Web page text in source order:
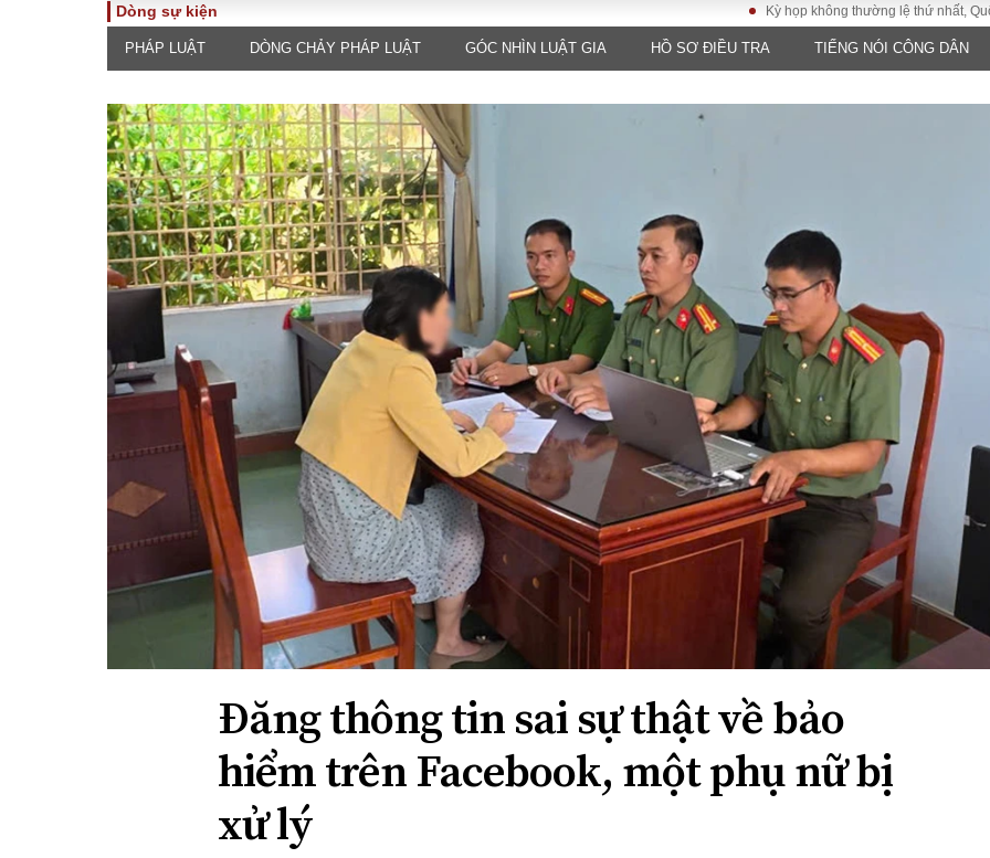
TOÀN CẢNH
Chính sách
Sự kiện
Đối thoại
Thế giới
PHÁP LUẬT
luật
Góc nhìn luật gia
Hồ sơ điều tra
Tiếng nói công dân
An ninh - Hình sự
KINH TẾ
Tài chính - Ngân
nghiệp
Xu hướng thị
trường
Tiêu dùng và dư
luận
Công nghệ
XÃ HỘI
ĐA CHIỀU
Quan điểm
Xi nhan Trái Phải
Bạn đọc viết
INFOCUS
Dòng sự kiện Kỳ họp không thường lệ thứ nhất, Quốc hội
PHÁP LUẬT DÒNG CHẢY PHÁP LUẬT GÓC NHÌN LUẬT GIA HỒ SƠ ĐIỀU TRA TIẾNG NÓI CÔNG DÂN
Đăng thông tin sai sự thật về bảo
hiểm trên Facebook, một phụ nữ bị
xử lý